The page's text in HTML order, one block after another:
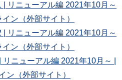
リニューアル編 2021年10月～
ン（外部サイト）
リニューアル編 2021年10月～
ン（外部サイト）
ニューアル編 2021年10月～ |
ン（外部サイト）